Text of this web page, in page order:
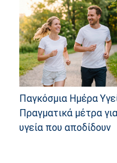
Παγκόσμια Ημέρα
Πραγματικά μέτρα
υγεία που αποδίδουν